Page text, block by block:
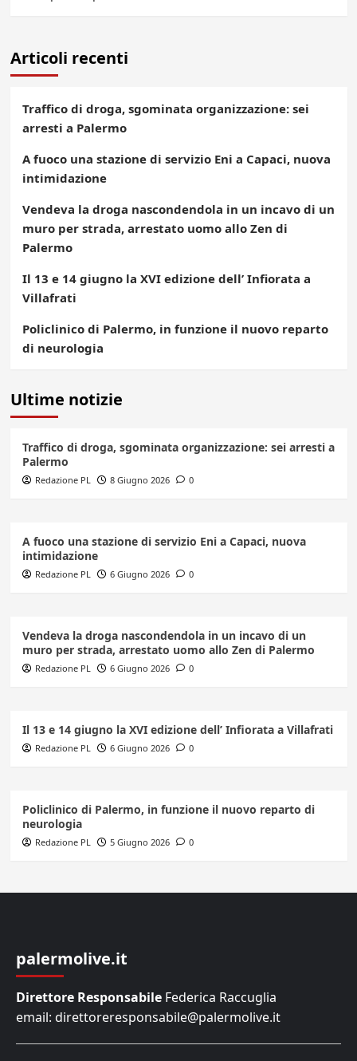
Articoli recenti
Traffico di droga, sgominata organizzazione: sei
arresti a Palermo
A fuoco una stazione di servizio Eni a Capaci, nuova
intimidazione
Vendeva la droga nascondendola in un incavo di un
muro per strada, arrestato uomo allo Zen di
Palermo
Il 13 e 14 giugno la XVI edizione dell’ Infiorata a
Villafrati
Policlinico di Palermo, in funzione il nuovo reparto
di neurologia
Ultime notizie
Traffico di droga, sgominata organizzazione: sei arresti a
Palermo
Redazione PL 8 Giugno 2026 0
A fuoco una stazione di servizio Eni a Capaci, nuova
intimidazione
Redazione PL 6 Giugno 2026 0
Vendeva la droga nascondendola in un incavo di un
muro per strada, arrestato uomo allo Zen di Palermo
Redazione PL 6 Giugno 2026 0
Il 13 e 14 giugno la XVI edizione dell’ Infiorata a Villafrati
Redazione PL 6 Giugno 2026 0
Policlinico di Palermo, in funzione il nuovo reparto di
neurologia
Redazione PL 5 Giugno 2026 0
palermolive.it
Direttore Responsabile Federica Raccuglia
email: direttoreresponsabile@palermolive.it